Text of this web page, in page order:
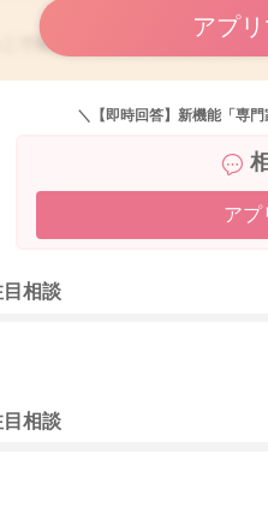
こで寝かしつけて、大人がうっか
予防パンフレットを添付します
policies/policy/
assets/contents/node/
20250310_policies_child-
アプ
＼【即時回答】新機能「専
アプ
目相談
目相談